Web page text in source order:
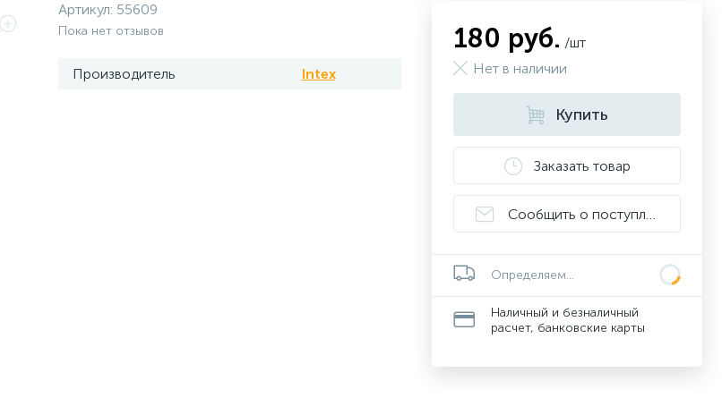
Артикул: 55609
Пока нет отзывов
Производитель Intex
180 руб. /шт
Нет в наличии
Купить
Заказать товар
Сообщить о поступлении
Определяем...
Наличный и безналичный
расчет, банковские карты